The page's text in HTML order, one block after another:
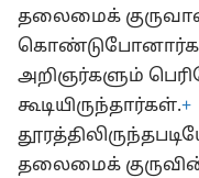
தலைமைக்
அறிஞர்களும்
கூடியிருந்தார்கள்.+
தலைமைக்